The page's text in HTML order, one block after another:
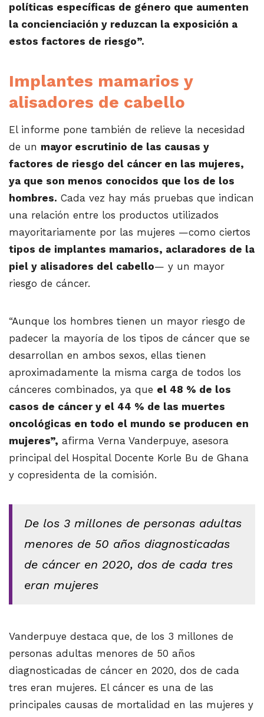
políticas específicas de género que aumenten
la concienciación y reduzcan la exposición a
estos factores de riesgo”.
Implantes mamarios y
alisadores de cabello
El informe pone también de relieve la necesidad
de un mayor escrutinio de las causas y
factores de riesgo del cáncer en las mujeres,
ya que son menos conocidos que los de los
hombres. Cada vez hay más pruebas que indican
una relación entre los productos utilizados
mayoritariamente por las mujeres —como ciertos
tipos de implantes mamarios, aclaradores de la
piel y alisadores del cabello— y un mayor
riesgo de cáncer.
“Aunque los hombres tienen un mayor riesgo de
padecer la mayoría de los tipos de cáncer que se
desarrollan en ambos sexos, ellas tienen
aproximadamente la misma carga de todos los
cánceres combinados, ya que el 48 % de los
casos de cáncer y el 44 % de las muertes
oncológicas en todo el mundo se producen en
mujeres”, afirma Verna Vanderpuye, asesora
principal del Hospital Docente Korle Bu de Ghana
y copresidenta de la comisión.
De los 3 millones de personas adultas
menores de 50 años diagnosticadas
de cáncer en 2020, dos de cada tres
eran mujeres
Vanderpuye destaca que, de los 3 millones de
personas adultas menores de 50 años
diagnosticadas de cáncer en 2020, dos de cada
tres eran mujeres. El cáncer es una de las
principales causas de mortalidad en las mujeres y